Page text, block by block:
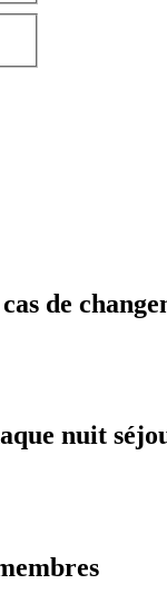
de
nuit